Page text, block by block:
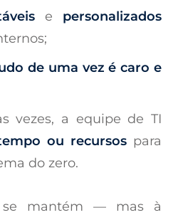
e personalizados
de uma vez é caro e
vezes, a equipe de TI
ou recursos para
do zero.
se mantém — mas à